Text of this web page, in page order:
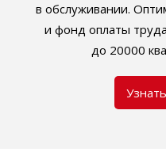
в обслуживании.
и фонд оплаты
до 20000